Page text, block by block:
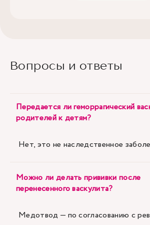
Вопросы и ответы
Передается ли геморрагический
родителей к детям?
Нет, это не наследственное
Можно ли делать прививки после
перенесенного васкулита?
Медотвод — по согласованию с